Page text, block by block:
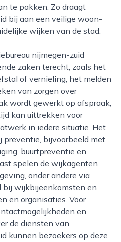
te pakken. Zo draagt
bij aan een veilige woon-
wijken van de stad.
zaken terecht, zoals het
of vernieling, het melden
van zorgen over
wordt gewerkt op afspraak,
kan uittrekken voor
in iedere situatie. Het
preventie, bijvoorbeeld met
buurtpreventie en
spelen de wijkagenten
onder andere via
bij wijkbijeenkomsten en
en organisaties. Voor
en
de diensten van
kunnen bezoekers op deze